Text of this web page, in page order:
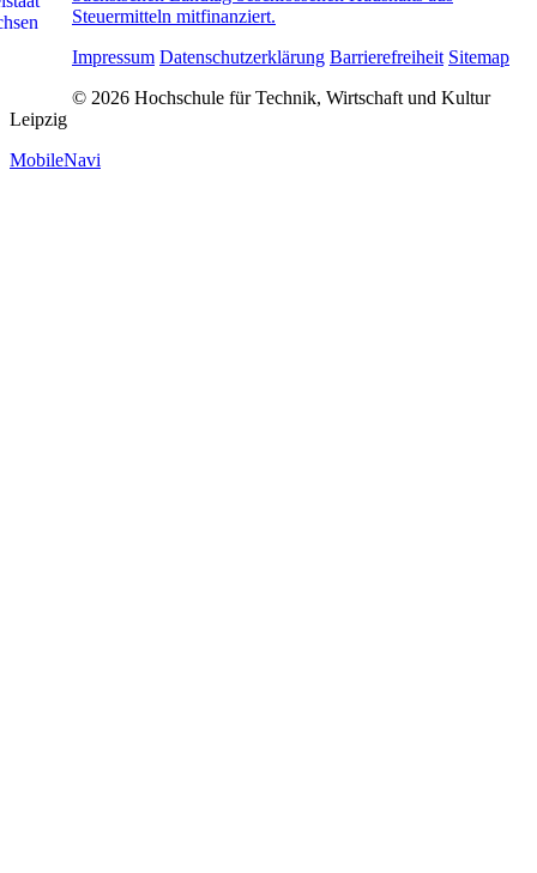
Steuermitteln mitfinanziert.
Impressum Datenschutzerklärung Barrierefreiheit Sitemap
© 2026 Hochschule für Technik, Wirtschaft und Kultur
Leipzig
MobileNavi